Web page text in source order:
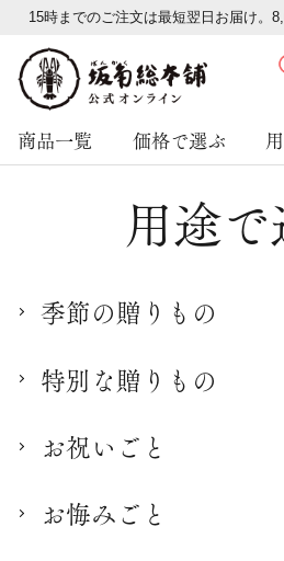
15時までのご注文は最短翌日お届け。
商品一覧 価格で選ぶ
用途
季節の贈りもの
特別な贈りもの
お祝いごと
お悔みごと